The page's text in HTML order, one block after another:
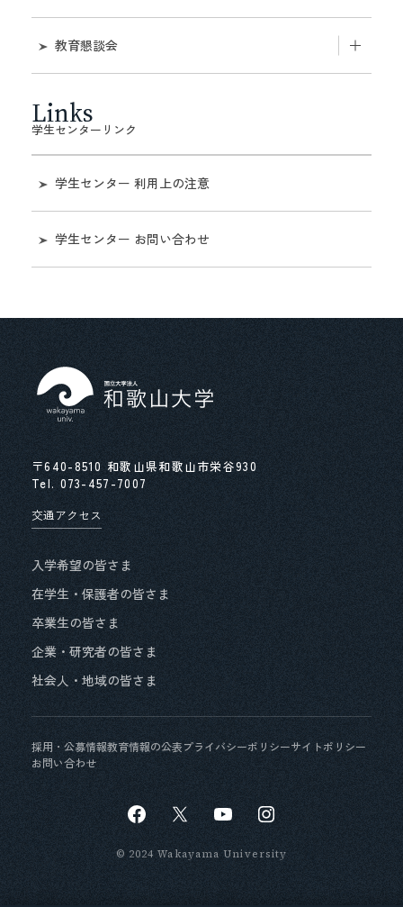
自主演習について
GPA制度・CAP制について
通学
自動車入構登録
住居
アルバイト紹介
課外活動の最新情報
トレーニングルームについて（学内限定）
保険制度（学研災・学研賠等）
学生生活相談・学生相談室
SOGI
教育懇談会
Links
学生センターリンク
学生センター 利用上の注意
学生センター お問い合わせ
〒640-8510 和歌山県和歌山市栄谷930
Tel. 073-457-7007
交通アクセス
入学希望の皆さま
在学生・保護者の皆さま
卒業生の皆さま
企業・研究者の皆さま
社会人・地域の皆さま
採用・公募情報教育情報の公表プライバシーポリシーサイトポリシー
お問い合わせ
© 2024 Wakayama University